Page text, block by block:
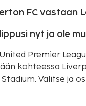
FC vastaan
nyt ja ole
Premier
kohteessa
Valitse ja